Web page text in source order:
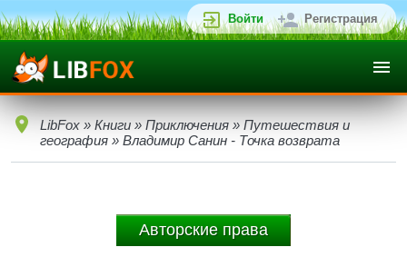
Войти Регистрация
LibFox » Книги » Приключения » Путешествия и
география » Владимир Санин - Точка возврата
Авторские права